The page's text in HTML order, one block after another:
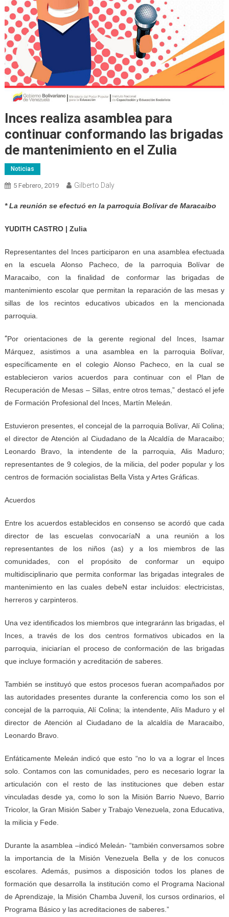
Inces realiza asamblea para
continuar conformando las brigadas
de mantenimiento en el Zulia
Noticias
5 Febrero, 2019 Gilberto Daly
* La reunión se efectuó en la parroquia Bolívar de Maracaibo
YUDITH CASTRO | Zulia
Representantes del Inces participaron en una asamblea efectuada
en la escuela Alonso Pacheco, de la parroquia Bolívar de
Maracaibo, con la finalidad de conformar las brigadas de
mantenimiento escolar que permitan la reparación de las mesas y
sillas de los recintos educativos ubicados en la mencionada
parroquia.
“Por orientaciones de la gerente regional del Inces, Isamar
Márquez, asistimos a una asamblea en la parroquia Bolívar,
específicamente en el colegio Alonso Pacheco, en la cual se
establecieron varios acuerdos para continuar con el Plan de
Recuperación de Mesas – Sillas, entre otros temas,” destacó el jefe
de Formación Profesional del Inces, Martín Meleán.
Estuvieron presentes, el concejal de la parroquia Bolívar, Alí Colina;
el director de Atención al Ciudadano de la Alcaldía de Maracaibo;
Leonardo Bravo, la intendente de la parroquia, Alis Maduro;
representantes de 9 colegios, de la milicia, del poder popular y los
centros de formación socialistas Bella Vista y Artes Gráficas.
Acuerdos
Entre los acuerdos establecidos en consenso se acordó que cada
director de las escuelas convocaríaN a una reunión a los
representantes de los niños (as) y a los miembros de las
comunidades, con el propósito de conformar un equipo
multidisciplinario que permita conformar las brigadas integrales de
mantenimiento en las cuales debeN estar incluidos: electricistas,
herreros y carpinteros.
Una vez identificados los miembros que integraránn las brigadas, el
Inces, a través de los dos centros formativos ubicados en la
parroquia, iniciarían el proceso de conformación de las brigadas
que incluye formación y acreditación de saberes.
También se instituyó que estos procesos fueran acompañados por
las autoridades presentes durante la conferencia como los son el
concejal de la parroquia, Alí Colina; la intendente, Alís Maduro y el
director de Atención al Ciudadano de la alcaldía de Maracaibo,
Leonardo Bravo.
Enfáticamente Meleán indicó que esto “no lo va a lograr el Inces
solo. Contamos con las comunidades, pero es necesario lograr la
articulación con el resto de las instituciones que deben estar
vinculadas desde ya, como lo son la Misión Barrio Nuevo, Barrio
Tricolor, la Gran Misión Saber y Trabajo Venezuela, zona Educativa,
la milicia y Fede.
Durante la asamblea –indicó Meleán- “también conversamos sobre
la importancia de la Misión Venezuela Bella y de los conucos
escolares. Además, pusimos a disposición todos los planes de
formación que desarrolla la institución como el Programa Nacional
de Aprendizaje, la Misión Chamba Juvenil, los cursos ordinarios, el
Programa Básico y las acreditaciones de saberes.”